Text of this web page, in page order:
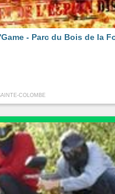
- Parc du Bois de la
COLOMBE